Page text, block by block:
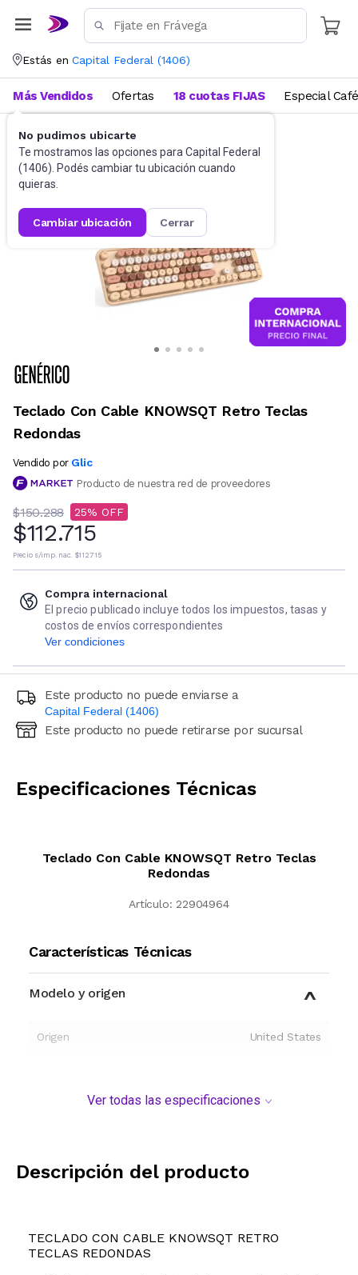
Estás en Capital Federal (1406)
No pudimos ubicarte
Te mostramos las opciones para Capital Federal
(1406). Podés cambiar tu ubicación cuando
quieras.
cambiar ubicación cerrar
Más Vendidos Ofertas 18 cuotas FIJAS Especial Café
Accesorios de Informática
Teclado Con Cable KNOWSQT Retro Teclas
Redondas
Vendido por Glic
Producto de nuestra red de proveedores
$150.288 25
$112.715
Precio s/imp. nac. $112.715
Compra internacional
El precio publicado incluye todos los impuestos, tasas y
costos de envíos correspondientes
Ver condiciones
Este producto no puede enviarse a
Capital Federal (1406)
Ingresá código postal (sólo números)
Este producto no puede retirarse por sucursal
Especificaciones Técnicas
Teclado Con Cable KNOWSQT Retro Teclas
Redondas
Artículo: 22904964
Características Técnicas
Modelo y origen
Origen United States
Ver todas las especificaciones
Descripción del producto
TECLADO CON CABLE KNOWSQT RETRO
TECLAS REDONDAS